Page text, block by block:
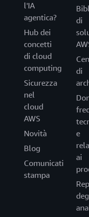
l'IA
agentica?
Hub dei
concetti
di cloud
computing
Sicurezza
nel
cloud
AWS
Novità
Blog
Comunicati
stampa
di
di
e
ai